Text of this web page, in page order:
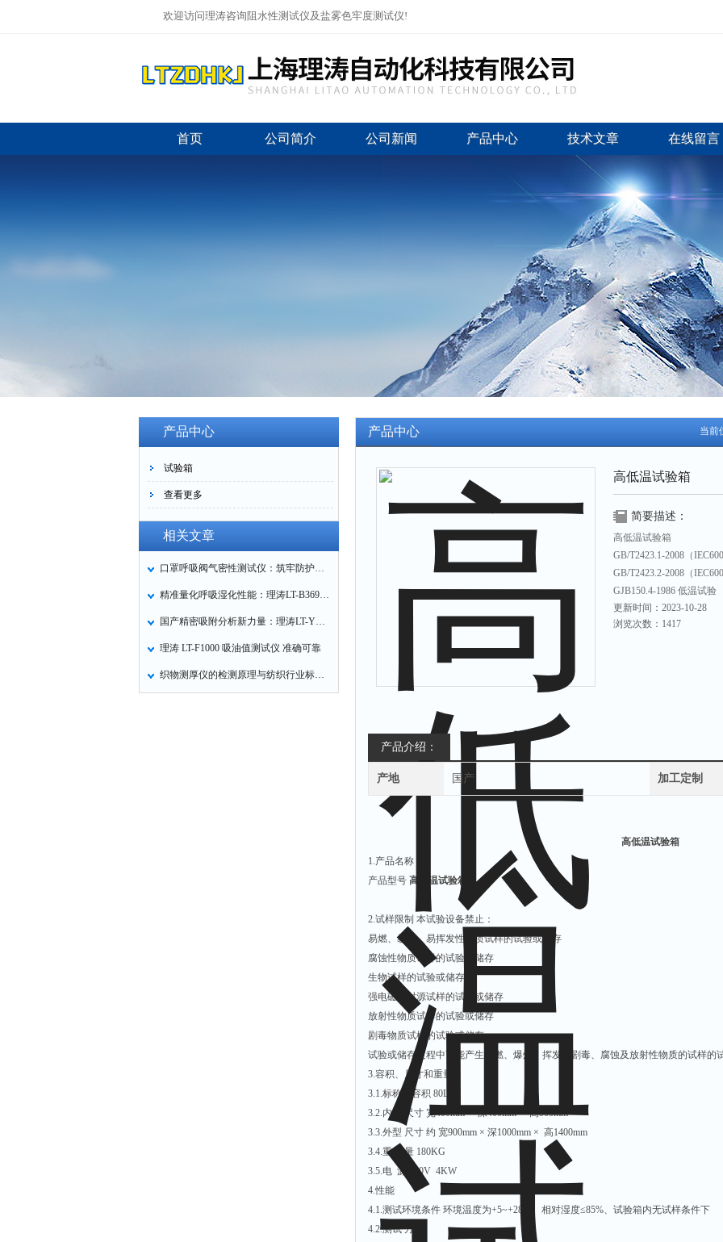
欢迎访问理涛咨询阻水性测试仪及盐雾色牢度测试仪!
首页 公司简介 公司新闻 产品中心 技术文章 在线留言
产品中心
试验箱
查看更多
相关文章
口罩呼吸阀气密性测试仪：筑牢防护口罩的质量关卡
精准量化呼吸湿化性能：理涛LT-B369湿化器数据采集装置技术解析
国产精密吸附分析新力量：理涛LT-Y019A全自动高压吸附仪的性能与应用解析
理涛 LT-F1000 吸油值测试仪 准确可靠
织物测厚仪的检测原理与纺织行业标准化应用
当前
产品中心
高低温试验箱
简要描述：
高低温试验箱
GB/T2423.1-2008（
GB/T2423.2-2008（
GJB150.4-1986 低温试验
GJB150.3-1986 高温试验
更新时间：2023-10-28
浏览次数：1417
产品介绍：
产地 国产 加工定制
高低温试验箱
1.产品名称
产品型号 高低温试验箱
2.试样限制 本试验设备禁止：
易燃、易爆、易挥发性物质试样的试验或储存
腐蚀性物质试样的试验或储存
生物试样的试验或储存
强电磁发射源试样的试验或储存
放射性物质试样的试验或储存
剧毒物质试样的试验或储存
试验或储存过程中可能产生易燃、爆炸、挥发、剧毒、腐蚀及放射性物质的试样的
3.容积、尺寸和重量
3.1.标称内容积 80L
3.2.内箱 尺寸 宽400mm × 深400mm × 高500mm
3.3.外型 尺寸 约 宽900mm × 深1000mm × 高1400mm
3.4.重 量 180KG
3.5.电 源 220V 4KW
4.性能
4.1.测试环境条件 环境温度为+5~+28℃、相对湿度≤85%、试验箱内无试样条件下
4.2.测试 方法